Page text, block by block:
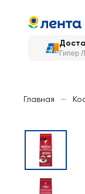
Гипер
Главная —